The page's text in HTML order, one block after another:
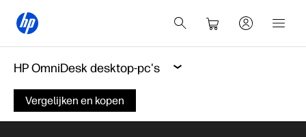
HP OmniDesk desktop-pc's
Vergelijken en kopen